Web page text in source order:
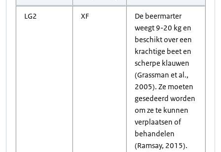
LG2 XF
De beermarter
weegt 9-20 kg en
beschikt over een
krachtige beet en
scherpe klauwen
(Grassman et al.,
2005). Ze moeten
gesedeerd worden
om ze te kunnen
verplaatsen of
behandelen
(Ramsay, 2015).